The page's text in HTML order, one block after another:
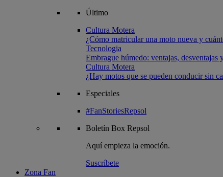
Último
Cultura Motera
¿Cómo matricular una moto nueva y
Tecnologia
Embrague húmedo: ventajas, desventajas
Cultura Motera
¿Hay motos que se pueden conducir sin
Especiales
#FanStoriesRepsol
Boletín Box Repsol
Aquí empieza la emoción.
Suscríbete
Zona Fan